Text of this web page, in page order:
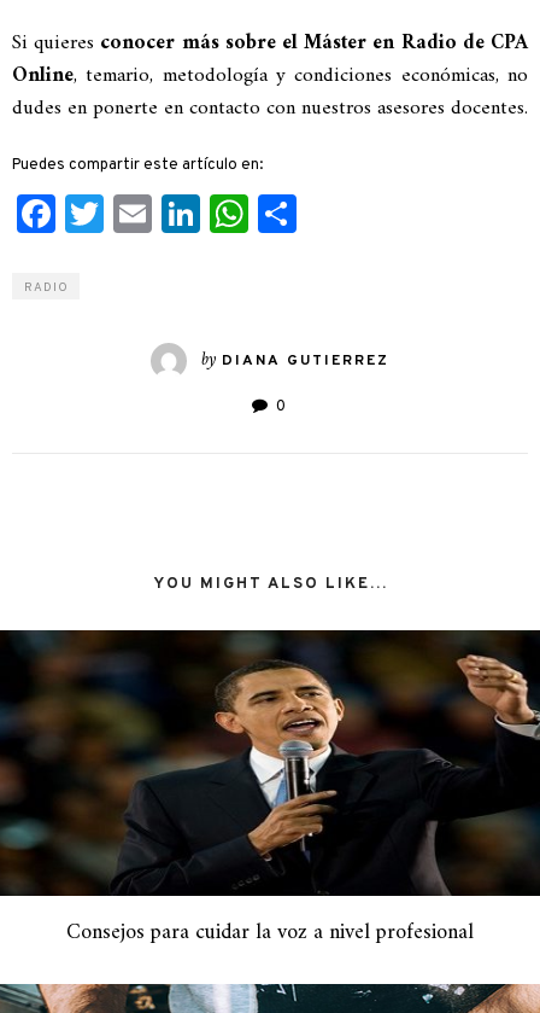
Si quieres conocer más sobre el Máster en Radio de CPA
Online, temario, metodología y condiciones económicas, no
dudes en ponerte en contacto con nuestros asesores docentes.
Puedes compartir este artículo en:
Facebook
Twitter
EmailLinkedIn
WhatsApp
RADIO
by DIANA GUTIERREZ
0
YOU MIGHT ALSO LIKE...
Consejos para cuidar la voz a nivel profesional